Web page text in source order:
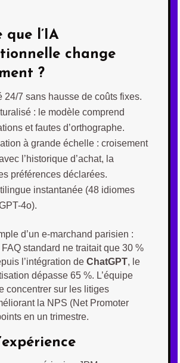
que l’IA
change
?
24/7 sans hausse de coûts fixes.
: le modèle comprend
et fautes d’orthographe.
à grande échelle : croisement
l’historique d’achat, la
préférences déclarées.
instantanée (48 idiomes
4o).
d’un e-marchand parisien :
standard ne traitait que 30 %
l’intégration de ChatGPT, le
dépasse 65 %. L’équipe
concentrer sur les litiges
la NPS (Net Promoter
en un trimestre.